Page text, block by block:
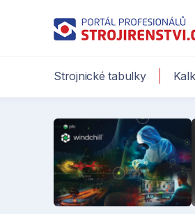
Strojnické tabulky